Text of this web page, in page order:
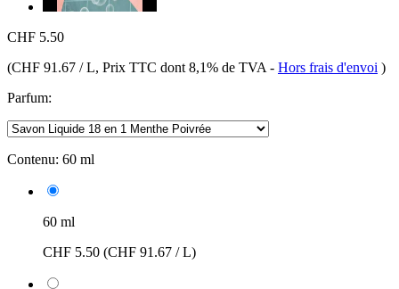
CHF 5.50
(CHF 91.67 / L, Prix TTC dont 8,1% de TVA - Hors frais d'envoi )
Parfum:
Contenu: 60 ml
60 ml
CHF 5.50 (CHF 91.67 / L)